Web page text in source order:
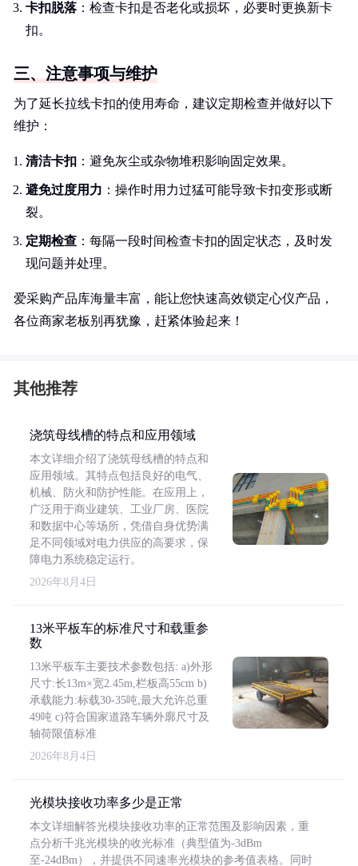
卡扣脱落 ：检查卡扣是否老化或损坏，必要时更换新卡
扣。
三、注意事项与维护
为了延长拉线卡扣的使用寿命，建议定期检查并做好以下
维护：
清洁卡扣 ：避免灰尘或杂物堆积影响固定效果。
避免过度用力 ：操作时用力过猛可能导致卡扣变形或断
裂。
定期检查 ：每隔一段时间检查卡扣的固定状态，及时发
现问题并处理。
爱采购产品库海量丰富，能让您快速高效锁定心仪产品，
各位商家老板别再犹豫，赶紧体验起来！
其他推荐
浇筑母线槽的特点和应用领域
本文详细介绍了浇筑母线槽的特点和
应用领域。其特点包括良好的电气、
机械、防火和防护性能。在应用上，
广泛用于商业建筑、工业厂房、医院
和数据中心等场所，凭借自身优势满
足不同领域对电力供应的高要求，保
障电力系统稳定运行。
2026年8月4日
13米平板车的标准尺寸和载重参
数
13米平板车主要技术参数包括: a)外形
尺寸:长13m×宽2.45m,栏板高55cm b)
承载能力:标载30-35吨,最大允许总重
49吨 c)符合国家道路车辆外廓尺寸及
轴荷限值标准
2026年8月4日
光模块接收功率多少是正常
本文详细解答光模块接收功率的正常范围及影响因素，重
点分析千兆光模块的收光标准（典型值为-3dBm
至-24dBm），并提供不同速率光模块的参考值表格。同时